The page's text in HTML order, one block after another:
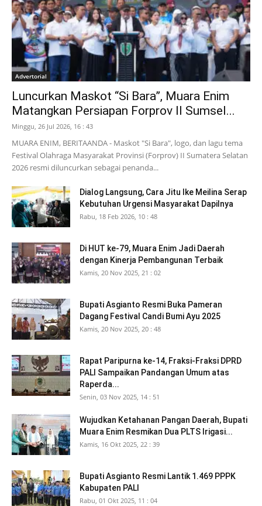
Advertorial
Luncurkan Maskot “Si Bara”, Muara Enim
Matangkan Persiapan Forprov II Sumsel...
Minggu, 26 Jul 2026, 16 : 43
MUARA ENIM, BERITAANDA - Maskot "Si Bara", logo, dan lagu tema
Festival Olahraga Masyarakat Provinsi (Forprov) II Sumatera Selatan
2026 resmi diluncurkan sebagai penanda...
Dialog Langsung, Cara Jitu Ike Meilina Serap
Kebutuhan Urgensi Masyarakat Dapilnya
Rabu, 18 Feb 2026, 10 : 48
Di HUT ke-79, Muara Enim Jadi Daerah
dengan Kinerja Pembangunan Terbaik
Kamis, 20 Nov 2025, 21 : 02
Bupati Asgianto Resmi Buka Pameran
Dagang Festival Candi Bumi Ayu 2025
Kamis, 20 Nov 2025, 20 : 48
Rapat Paripurna ke-14, Fraksi-Fraksi DPRD
PALI Sampaikan Pandangan Umum atas
Raperda...
Senin, 03 Nov 2025, 14 : 51
Wujudkan Ketahanan Pangan Daerah, Bupati
Muara Enim Resmikan Dua PLTS Irigasi...
Kamis, 16 Okt 2025, 22 : 39
Bupati Asgianto Resmi Lantik 1.469 PPPK
Kabupaten PALI
Rabu, 01 Okt 2025, 11 : 04